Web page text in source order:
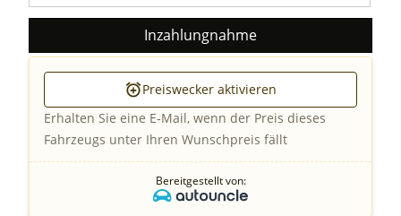
Inzahlungnahme
Preiswecker aktivieren
Erhalten Sie eine E-Mail, wenn der Preis dieses
Fahrzeugs unter Ihren Wunschpreis fällt
Bereitgestellt von: